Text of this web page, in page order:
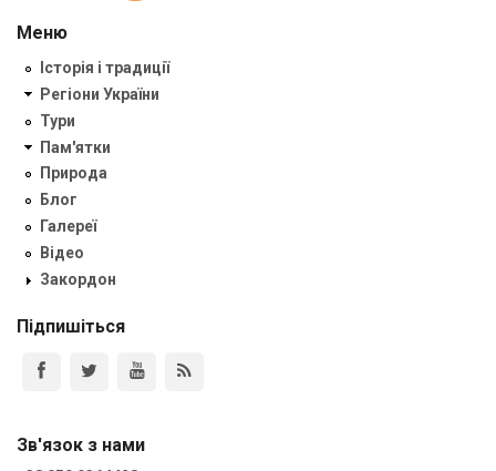
Меню
Історія і традиції
Регіони України
Тури
Пам'ятки
Природа
Блог
Галереї
Відео
Закордон
Підпишіться
Зв'язок з нами